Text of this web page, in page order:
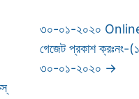
৩০-০১-২০২০
গেজেট প্রকাশ
৩০-০১-২০২০ →